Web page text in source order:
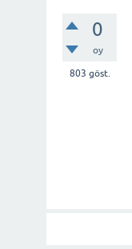
0
oy
803 göst.